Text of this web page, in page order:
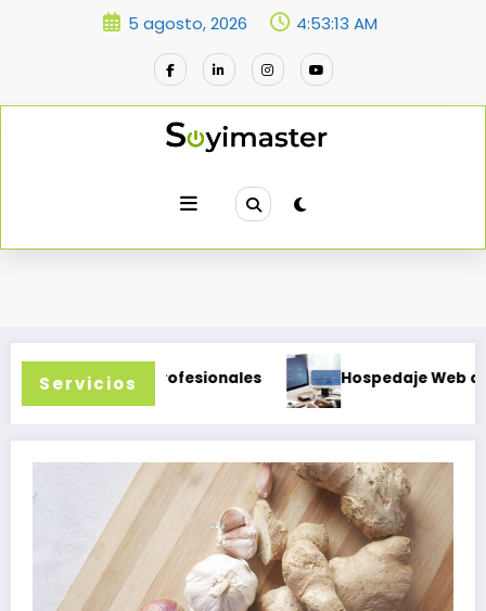
5 agosto, 2026 4:53:14 AM
Servicios
Profesionales Hospedaje Web que crece